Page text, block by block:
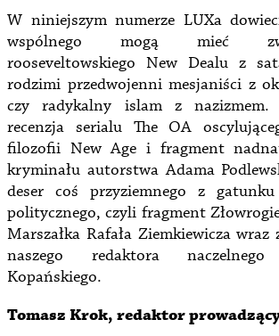
W niniejszym numerze LUXa
wspólnego mogą mieć
rooseveltowskiego New Dealu z
rodzimi przedwojenni mesjaniści z
czy radykalny islam z
recenzja serialu The OA
filozofii New Age i fragment
kryminału autorstwa Adama
deser coś przyziemnego z
politycznego, czyli fragment
Marszałka Rafała Ziemkiewicza wraz
naszego redaktora naczelnego
Kopańskiego.
Tomasz Krok, redaktor